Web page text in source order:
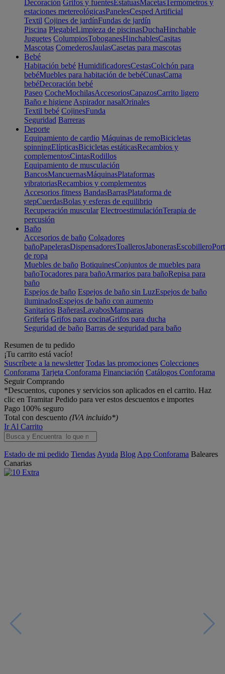
Decoración Grifos y fuentesEstatuasMacetasTermómetros y
estaciones metereológicasPanelesCesped Artificial
Textil Cojines de jardínFundas de jardín
Piscina PlegableLimpieza de piscinasDuchaHinchable
Juguetes ColumpiosToboganesHinchablesCasitas
Mascotas ComederosJaulasCasetas para mascotas
Bebé
Habitación bebé HumidificadoresCestasColchón para
bebéMuebles para habitación de bebéCunasCama
bebéDecoración bebé
Paseo CocheMochilasAccesoriosCapazosCarrito ligero
Baño e higiene Aspirador nasalOrinales
Textil bebé CojinesFunda
Seguridad Barreras
Deporte
Equipamiento de cardio Máquinas de remoBicicletas
spinningElípticasBicicletas estáticasRecambios y
complementosCintasRodillos
Equipamiento de musculación
BancosMancuernasMáquinasPlataformas
vibratoriasRecambios y complementos
Accesorios fitness BandasBarrasPlataforma de
stepCuerdasBolas y esferas de equilibrio
Recuperación muscular ElectroestimulaciónTerapia de
percusión
Baño
Accesorios de baño Colgadores
bañoPapelerasDispensadoresToallerosJabonerasEscobillero
de ropa
Muebles de baño BotiquinesConjuntos de muebles para
bañoTocadores para bañoArmarios para bañoRepisa para
baño
Espejos de baño Espejos de baño sin LuzEspejos de baño
iluminadosEspejos de baño con aumento
Sanitarios BañerasLavabosMamparas
Grifería Grifos para cocinaGrifos para ducha
Seguridad de baño Barras de seguridad para baño
Resumen de tu pedido
¡Tu carrito está vacío!
Suscríbete a la newsletter Todas las promociones Colecciones
Conforama Tarjeta Conforama Financiación Catálogos Conforama
Seguir Comprando
*Descuentos, cupones y servicios son aplicados en el carrito. Haz
clic en Tramitar Pedido para ver estos descuentos e importes
Pago 100% seguro
Total con descuento (IVA incluido*)
Ir Al Carrito
Estado de mi pedido Tiendas Ayuda Blog App Conforama Baleares
Canarias